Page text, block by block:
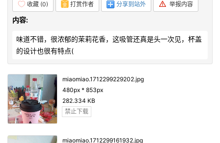
收藏 (0) 打赏作者 分享到站外 举报内容
内容:
味道不错，很浓郁的茉莉花香，这吸管还真是头一次见，杯盖
的设计也很有特点(
miaomiao.1712299229202.jpg
480px * 853px
282.334 KB
禁止下载
miaomiao.1712299161932.jpg